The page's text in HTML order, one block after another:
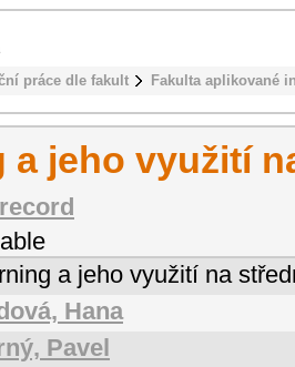
práce dle fakult Fakulta aplikované
a jeho využití
a jeho využití na
Hana
Pavel